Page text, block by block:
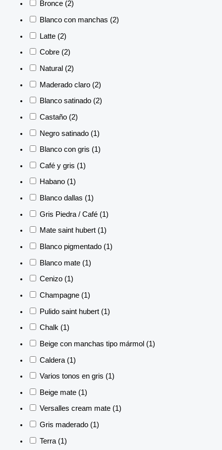
Bronce (2)
Blanco con manchas (2)
Latte (2)
Cobre (2)
Natural (2)
Maderado claro (2)
Blanco satinado (2)
Castaño (2)
Negro satinado (1)
Blanco con gris (1)
Café y gris (1)
Habano (1)
Blanco dallas (1)
Gris Piedra / Café (1)
Mate saint hubert (1)
Blanco pigmentado (1)
Blanco mate (1)
Cenizo (1)
Champagne (1)
Pulido saint hubert (1)
Chalk (1)
Beige con manchas tipo mármol (1)
Caldera (1)
Varios tonos en gris (1)
Beige mate (1)
Versalles cream mate (1)
Gris maderado (1)
Terra (1)